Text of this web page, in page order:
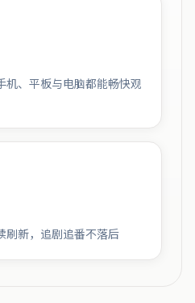
机、平板与电脑都能畅快观
刷新，追剧追番不落后